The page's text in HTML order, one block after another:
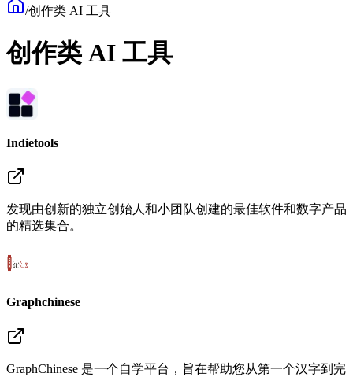
/创作类 AI 工具
创作类 AI 工具
Indietools
发现由创新的独立创始人和小团队创建的最佳软件和数字产品
的精选集合。
Graphchinese
GraphChinese 是一个自学平台，旨在帮助您从第一个汉字到完